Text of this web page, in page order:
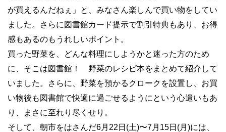
が買えるんだねぇ」と、みなさん楽しんで買い物をしてい
ました。さらに図書館カード提示で割引特典もあり、お得
感もあるのもうれしいポイント。
買った野菜を、どんな料理にしようかと迷った方のため
に、そこは図書館！ 野菜のレシピ本をまとめて紹介して
いました。さらに、野菜を預かるクロークを設置し、お買
い物後も図書館で快適に過ごせるようにという心遣いもあ
り、まさに至れり尽くせり。
そして、朝市をはさんだ6月22日(土)〜7月15日(月)には、